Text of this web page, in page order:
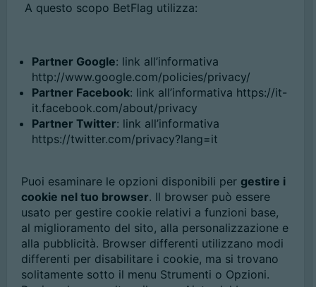
A questo scopo BetFlag utilizza:
Partner Google: link all’informativa
http://www.google.com/policies/privacy/
Partner Facebook: link all’informativa https://it-
it.facebook.com/about/privacy
Partner Twitter: link all’informativa
https://twitter.com/privacy?lang=it
Puoi esaminare le opzioni disponibili per gestire i
cookie nel tuo browser. Il browser può essere
usato per gestire cookie relativi a funzioni base,
al miglioramento del sito, alla personalizzazione e
alla pubblicità. Browser differenti utilizzano modi
differenti per disabilitare i cookie, ma si trovano
solitamente sotto il menu Strumenti o Opzioni.